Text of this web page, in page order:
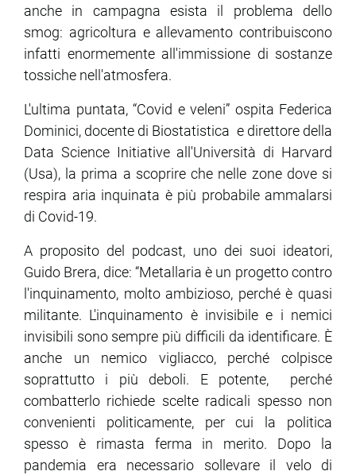
anche in campagna esista il problema dello
smog: agricoltura e allevamento contribuiscono
infatti enormemente all'immissione di sostanze
tossiche nell'atmosfera.
L'ultima puntata, “Covid e veleni” ospita Federica
Dominici, docente di Biostatistica e direttore della
Data Science Initiative all'Università di Harvard
(Usa), la prima a scoprire che nelle zone dove si
respira aria inquinata è più probabile ammalarsi
di Covid-19.
A proposito del podcast, uno dei suoi ideatori,
Guido Brera, dice: “Metallaria è un progetto contro
l'inquinamento, molto ambizioso, perché è quasi
militante. L'inquinamento è invisibile e i nemici
invisibili sono sempre più difficili da identificare. È
anche un nemico vigliacco, perché colpisce
soprattutto i più deboli. E potente, perché
combatterlo richiede scelte radicali spesso non
convenienti politicamente, per cui la politica
spesso è rimasta ferma in merito. Dopo la
pandemia era necessario sollevare il velo di